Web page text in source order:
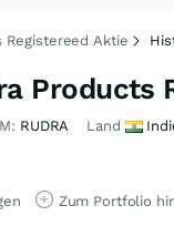
Registereed Aktie
Products
RUDRA Land
Zum Portfolio